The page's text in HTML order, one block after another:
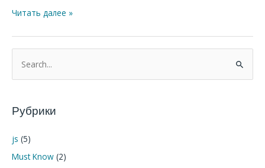
Читать далее »
о
с
:
Рубрики
js (5)
Must Know (2)